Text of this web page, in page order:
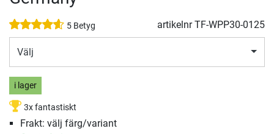
5 Betyg artikelnrTF-WPP30-0125
Välj
i lager
3x fantastiskt
Frakt: välj färg/variant